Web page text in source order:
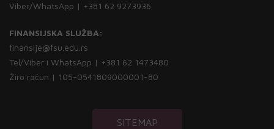
Viber/WhatsApp | +381 62 9273936
FINANSIJSKA SLUŽBA:
finansije@fsu.edu.rs
Tel/Viber i WhatsApp | +381 62 1473480
Žiro račun | 105-0541809000001-80
SITEMAP